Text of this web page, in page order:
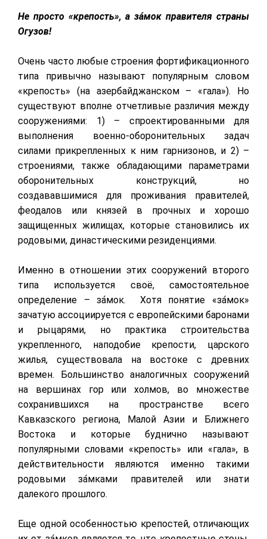
Не просто «крепость», а за́мок правителя страны
Огузов!
Очень часто любые строения фортификационного
типа привычно называют популярным словом
«крепость» (на азербайджанском – «гала»). Но
существуют вполне отчетливые различия между
сооружениями: 1) – спроектированными для
выполнения военно-оборонительных задач
силами прикрепленных к ним гарнизонов, и 2) –
строениями, также обладающими параметрами
оборонительных конструкций, но
создававшимися для проживания правителей,
феодалов или князей в прочных и хорошо
защищенных жилищах, которые становились их
родовыми, династическими резиденциями.
Именно в отношении этих сооружений второго
типа используется своё, самостоятельное
определение – за́мок.
Хотя понятие «за́мок»
зачатую ассоциируется с европейскими баронами
и рыцарями, но практика строительства
укрепленного, наподобие крепости, царского
жилья, существовала на востоке с древних
времен. Большинство аналогичных сооружений
на вершинах гор или холмов, во множестве
сохранившихся на пространстве всего
Кавказского региона, Малой Азии и Ближнего
Востока и которые буднично называют
популярными словами «крепость» или «гала», в
действительности являются именно такими
родовыми за́мками правителей или знати
далекого прошлого.
Еще одной особенностью крепостей, отличающих